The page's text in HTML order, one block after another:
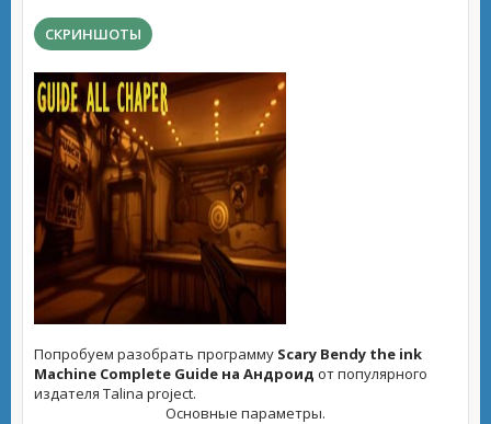
СКРИНШОТЫ
Попробуем разобрать программу Scary Bendy the ink
Machine Complete Guide на Андроид от популярного
издателя Talina project.
Основные параметры.